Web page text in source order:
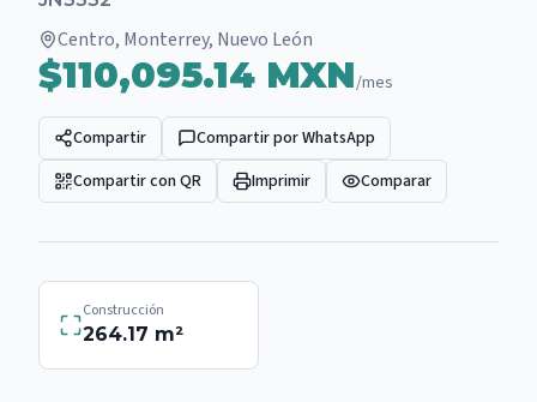
Centro, Monterrey, Nuevo León
$110,095.14 MXN/mes
Compartir
Compartir por WhatsApp
Compartir con QR
Imprimir Comparar
Construcción
264.17 m²